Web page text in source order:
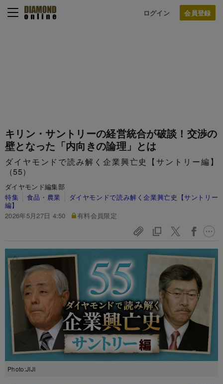
ログイン
キリン・サントリーの経営統合が破談！交渉の
壁となった「内向きの論理」とは
ダイヤモンドで読み解く企業興亡史【サントリー編】
（55）
ダイヤモンド編集部
特集
食品・農業
ダイヤモンドで読み解く企業興亡史【サントリー
編】
2026年5月27日 4:50
有料会員限定
Photo:JIJI